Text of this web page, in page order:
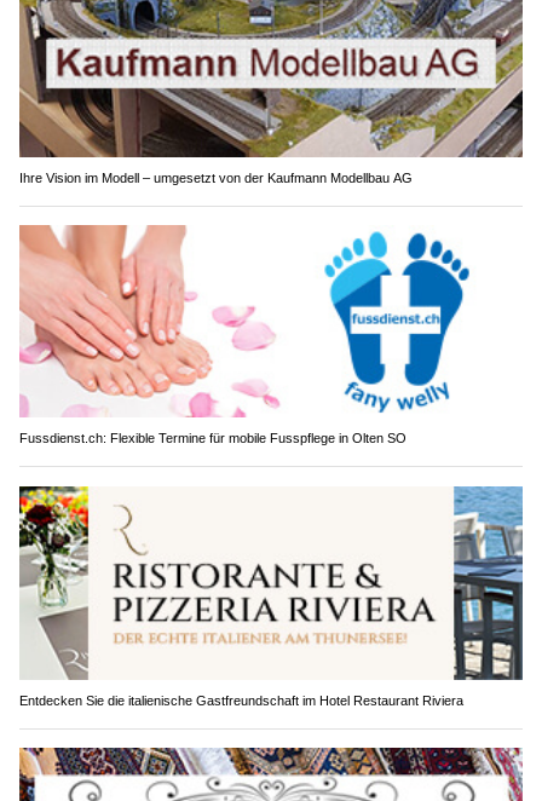
Ihre Vision im Modell – umgesetzt von der Kaufmann Modellbau AG
Fussdienst.ch: Flexible Termine für mobile Fusspflege in Olten SO
Entdecken Sie die italienische Gastfreundschaft im Hotel Restaurant Riviera